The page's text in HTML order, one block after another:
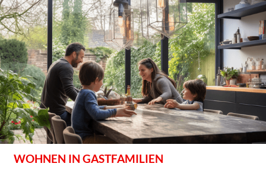
WOHNEN IN GASTFAMILIEN